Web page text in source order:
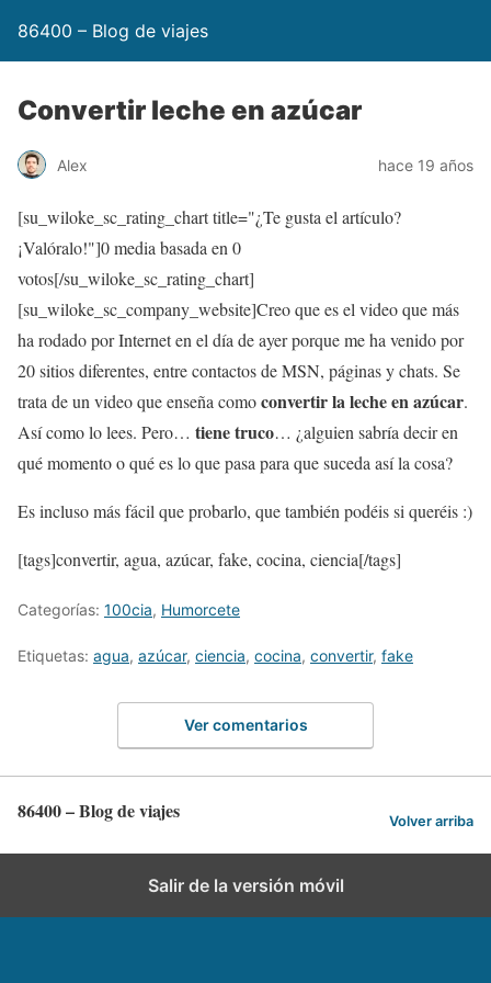
86400 – Blog de viajes
Convertir leche en azúcar
Alex hace 19 años
[su_wiloke_sc_rating_chart title="¿Te gusta el artículo?
¡Valóralo!"]0media basada en 0
votos[/su_wiloke_sc_rating_chart]
[su_wiloke_sc_company_website]Creo que es el video que más
ha rodado por Internet en el día de ayer porque me ha venido por
20 sitios diferentes, entre contactos de MSN, páginas y chats. Se
trata de un video que enseña comoconvertir la leche en azúcar.
Así como lo lees. Pero… tiene truco… ¿alguien sabría decir en
qué momento o qué es lo que pasa para que suceda así la cosa?
Es incluso más fácil que probarlo, que también podéis si queréis :)
[tags]convertir, agua, azúcar, fake, cocina, ciencia[/tags]
Categorías: 100cia, Humorcete
Etiquetas: agua, azúcar, ciencia, cocina, convertir, fake
Ver comentarios
86400 – Blog de viajes Volver arriba
Salir de la versión móvil